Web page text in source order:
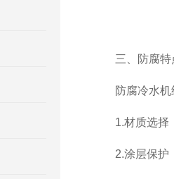
三、防腐特
防腐冷水机组
1.材质选择：
2.涂层保护：